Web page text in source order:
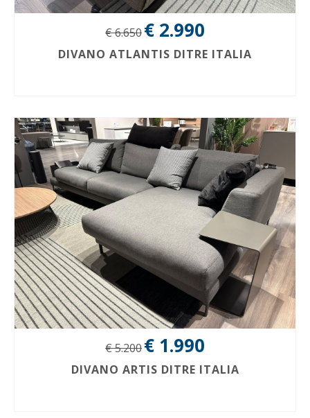
€ 6.650€ 2.990
DIVANO ATLANTIS DITRE ITALIA
€ 5.200€ 1.990
DIVANO ARTIS DITRE ITALIA